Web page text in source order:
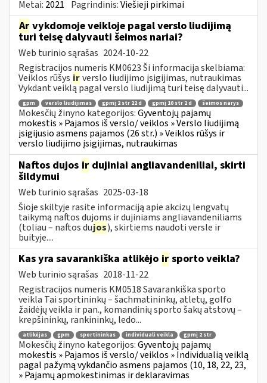
Metai: 2021 Pagrindinis:Viešieji pirkimai
Ar vykdomoje veikloje pagal verslo liudijimą
turi teisę dalyvauti šeimos nariai?
Web turinio sąrašas 2024-10-22
Registracijos numeris KM0623 Ši informacija skelbiama:
Veiklos rūšys irverslo liudijimo įsigijimas, nutraukimas
Vykdant veiklą pagal verslo liudijimą turi teisę dalyvauti...
gpm verslo liudijimas gpmį 2 str 22 d gpmį 10 str 2 d šeimos narys
Mokesčių žinyno kategorijos:Gyventojų pajamų
mokestis » Pajamos iš verslo/ veiklos » Verslo liudijimą
įsigijusio asmens pajamos (26 str.) » Veiklos rūšys ir
verslo liudijimo įsigijimas, nutraukimas
Naftos dujos ir dujiniai angliavandeniliai, skirti
šildymui
Web turinio sąrašas 2025-03-18
Šioje skiltyje rasite informaciją apie akcizų lengvatų
taikymą naftos dujoms ir dujiniams angliavandeniliams
(toliau – naftos dujos), skirtiems naudoti versle ir
buityje....
Kas yra savarankiška atlikėjo ir sporto veikla?
Web turinio sąrašas 2018-11-22
Registracijos numeris KM0518 Savarankiška sporto
veikla Tai sportininkų – šachmatininkų, atletų, golfo
žaidėjų veikla ir pan., komandinių sporto šakų atstovų –
krepšininkų, rankininkų, ledo...
atlikėjas gpm sportininkas individuali veikla gpmį 2 str
Mokesčių žinyno kategorijos:Gyventojų pajamų
mokestis » Pajamos iš verslo/ veiklos » Individualią veiklą
pagal pažymą vykdančio asmens pajamos (10, 18, 22, 23,
» Pajamų apmokestinimas ir deklaravimas